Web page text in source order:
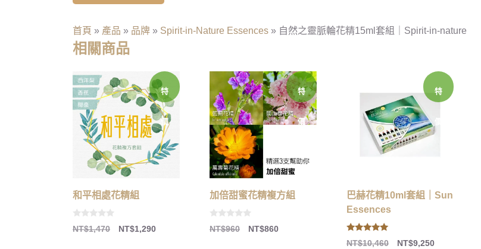
首頁 » 產品 » 品牌 » Spirit-in-Nature Essences » 自然之靈脈輪花精15ml套組｜Spirit-in-nature
相關商品
特
價
和平相處花精組
0
o
NT$1,470 NT$1,290
特
價
加倍甜蜜花精複方組
0
o
NT$960 NT$860
特
巴赫花精10ml套組｜Sun
Essences
5.00
out of 5
NT$10,460 NT$9,250